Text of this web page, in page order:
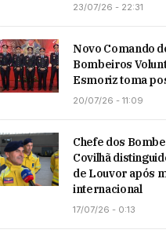
23/07/26 - 22:31
Novo Comando
Bombeiros
Esmoriz toma
20/07/26 - 11:09
Chefe dos
Covilhã
de Louvor após
internacional
17/07/26 - 0:13